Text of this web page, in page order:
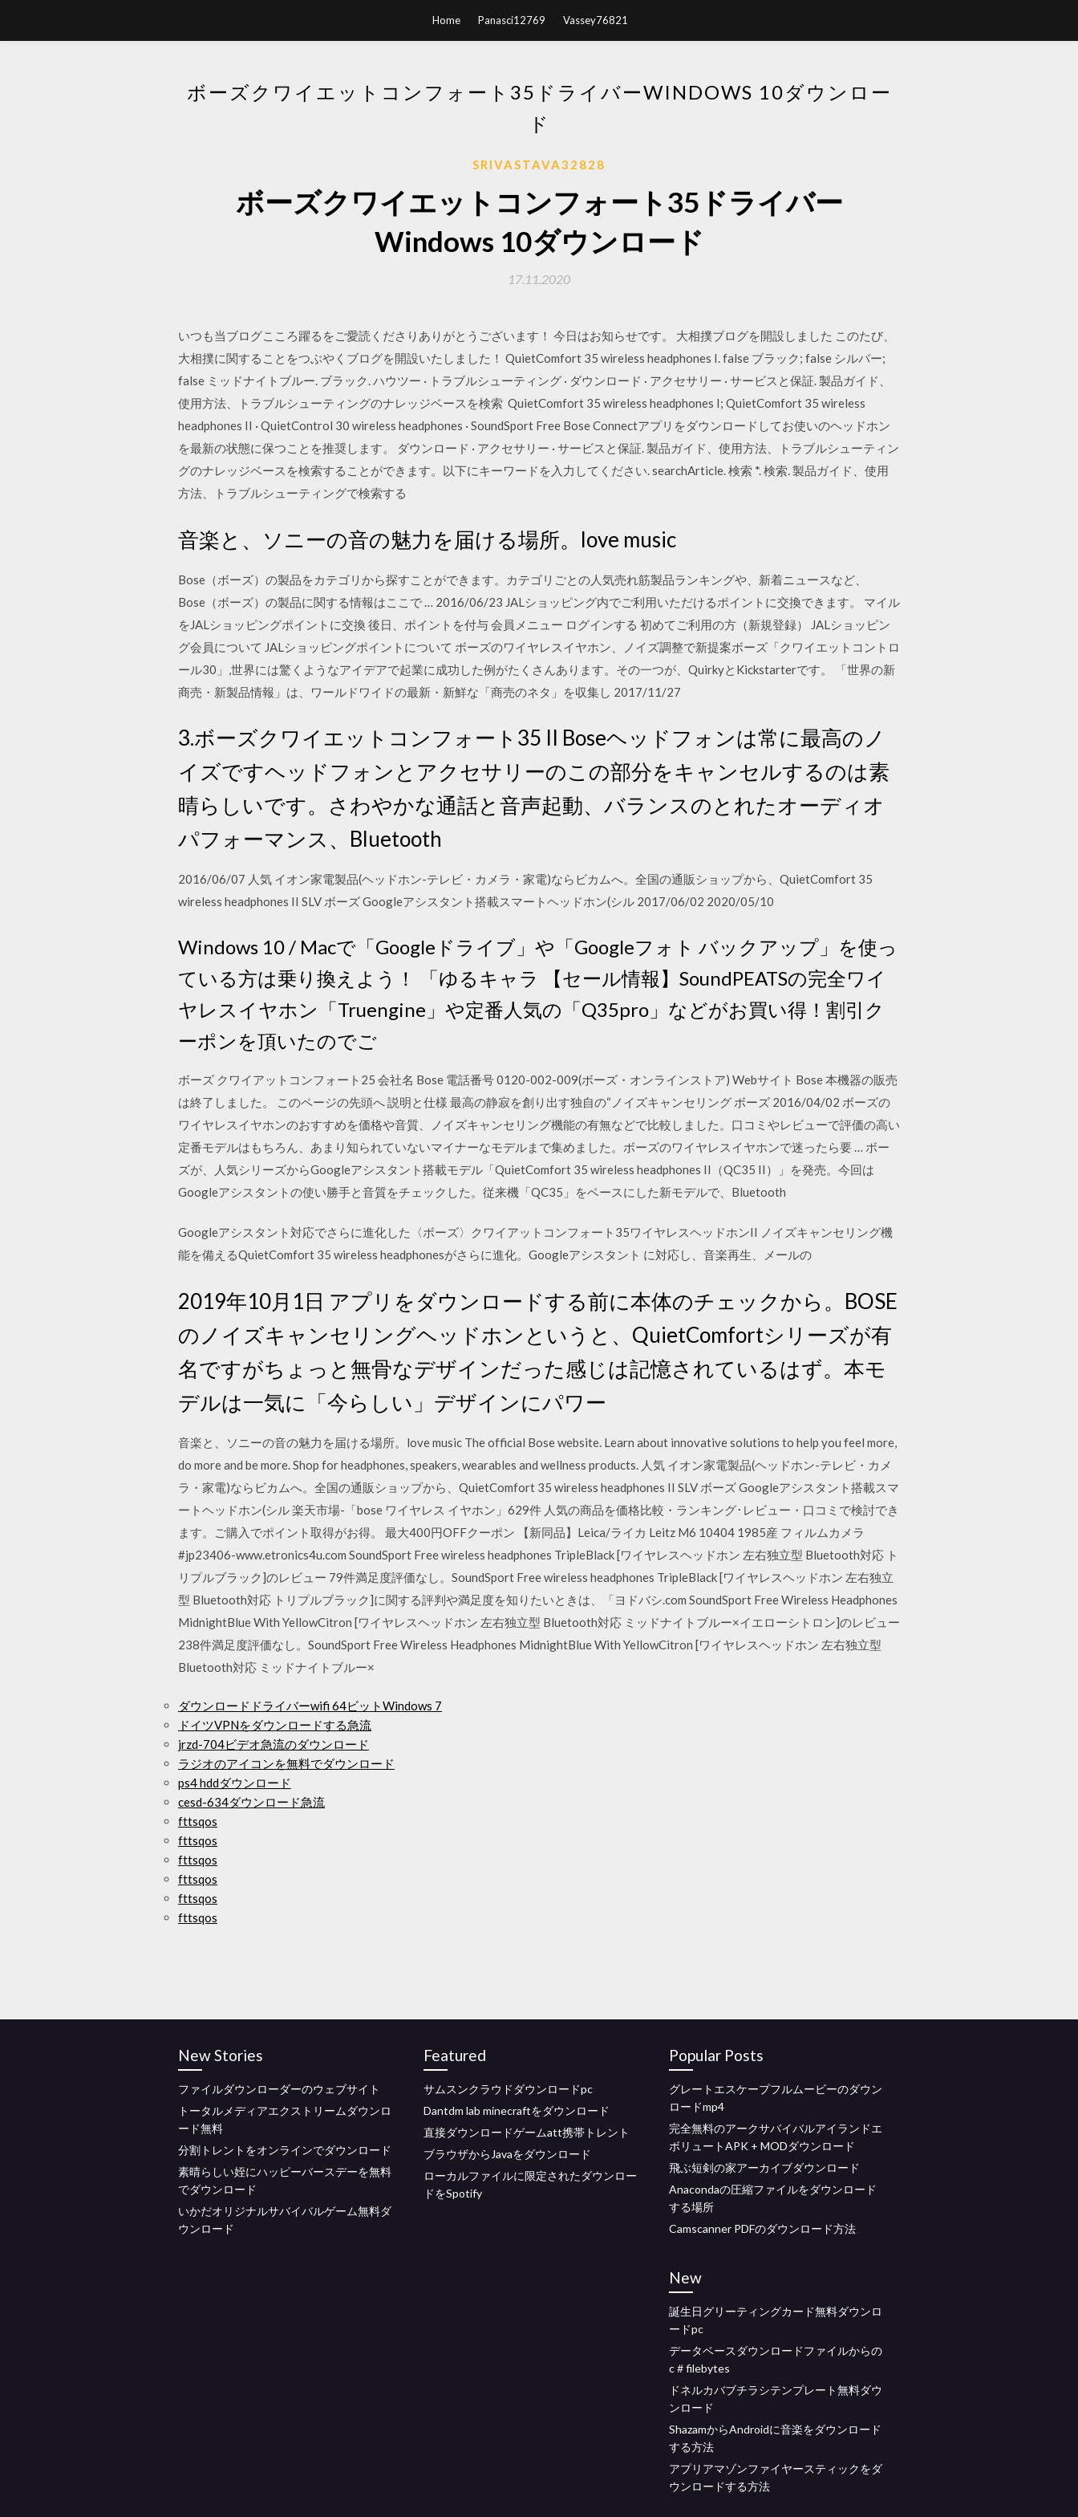
Home Panasci12769 Vassey76821
ボーズクワイエットコンフォート35ドライバーWINDOWS 10ダウンロー
ド
SRIVASTAVA32828
ボーズクワイエットコンフォート35ドライバー
Windows 10ダウンロード
17.11.2020
いつも当ブログこころ躍るをご愛読くださりありがとうございます！ 今日はお知らせです。 大相撲ブログを開設しました このたび、
大相撲に関することをつぶやくブログを開設いたしました！ QuietComfort 35 wireless headphones I. false ブラック; false シルバー;
false ミッドナイトブルー. ブラック. ハウツー · トラブルシューティング · ダウンロード · アクセサリー · サービスと保証. 製品ガイド、
使用方法、トラブルシューティングのナレッジベースを検索 QuietComfort 35 wireless headphones I; QuietComfort 35 wireless
headphones II · QuietControl 30 wireless headphones · SoundSport Free Bose Connectアプリをダウンロードしてお使いのヘッドホン
を最新の状態に保つことを推奨します。 ダウンロード · アクセサリー · サービスと保証. 製品ガイド、使用方法、トラブルシューティン
グのナレッジベースを検索することができます。以下にキーワードを入力してください. searchArticle. 検索 *. 検索. 製品ガイド、使用
方法、トラブルシューティングで検索する
音楽と、ソニーの音の魅力を届ける場所。love music
Bose（ボーズ）の製品をカテゴリから探すことができます。カテゴリごとの人気売れ筋製品ランキングや、新着ニュースなど、
Bose（ボーズ）の製品に関する情報はここで … 2016/06/23 JALショッピング内でご利用いただけるポイントに交換できます。 マイル
をJALショッピングポイントに交換 後日、ポイントを付与 会員メニュー ログインする 初めてご利用の方（新規登録） JALショッピン
グ会員について JALショッピングポイントについて ボーズのワイヤレスイヤホン、ノイズ調整で新提案ボーズ「クワイエットコントロ
ール30」,世界には驚くようなアイデアで起業に成功した例がたくさんあります。その一つが、QuirkyとKickstarterです。 「世界の新
商売・新製品情報」は、ワールドワイドの最新・新鮮な「商売のネタ」を収集し 2017/11/27
3.ボーズクワイエットコンフォート35 II Boseヘッドフォンは常に最高のノ
イズですヘッドフォンとアクセサリーのこの部分をキャンセルするのは素
晴らしいです。さわやかな通話と音声起動、バランスのとれたオーディオ
パフォーマンス、Bluetooth
2016/06/07 人気 イオン家電製品(ヘッドホン-テレビ・カメラ・家電)ならビカムへ。全国の通販ショップから、QuietComfort 35
wireless headphones II SLV ボーズ Googleアシスタント搭載スマートヘッドホン(シル 2017/06/02 2020/05/10
Windows 10 / Macで「Googleドライブ」や「Googleフォト バックアップ」を使っ
ている方は乗り換えよう！ 「ゆるキャラ 【セール情報】SoundPEATSの完全ワイ
ヤレスイヤホン「Truengine」や定番人気の「Q35pro」などがお買い得！割引ク
ーポンを頂いたのでご
ボーズ クワイアットコンフォート25 会社名 Bose 電話番号 0120-002-009(ボーズ・オンラインストア) Webサイト Bose 本機器の販売
は終了しました。 このページの先頭へ 説明と仕様 最高の静寂を創り出す独自の“ノイズキャンセリング ボーズ 2016/04/02 ボーズの
ワイヤレスイヤホンのおすすめを価格や音質、ノイズキャンセリング機能の有無などで比較しました。口コミやレビューで評価の高い
定番モデルはもちろん、あまり知られていないマイナーなモデルまで集めました。ボーズのワイヤレスイヤホンで迷ったら要 … ボー
ズが、人気シリーズからGoogleアシスタント搭載モデル「QuietComfort 35 wireless headphones II（QC35 II）」を発売。今回は
Googleアシスタントの使い勝手と音質をチェックした。従来機「QC35」をベースにした新モデルで、Bluetooth
Googleアシスタント対応でさらに進化した〈ボーズ〉クワイアットコンフォート35ワイヤレスヘッドホンII ノイズキャンセリング機
能を備えるQuietComfort 35 wireless headphonesがさらに進化。Googleアシスタント に対応し、音楽再生、メールの
2019年10月1日 アプリをダウンロードする前に本体のチェックから。BOSE
のノイズキャンセリングヘッドホンというと、QuietComfortシリーズが有
名ですがちょっと無骨なデザインだった感じは記憶されているはず。本モ
デルは一気に「今らしい」デザインにパワー
音楽と、ソニーの音の魅力を届ける場所。love music The official Bose website. Learn about innovative solutions to help you feel more,
do more and be more. Shop for headphones, speakers, wearables and wellness products. 人気 イオン家電製品(ヘッドホン-テレビ・カメ
ラ・家電)ならビカムへ。全国の通販ショップから、QuietComfort 35 wireless headphones II SLV ボーズ Googleアシスタント搭載スマ
ートヘッドホン(シル 楽天市場-「bose ワイヤレス イヤホン」629件 人気の商品を価格比較・ランキング･レビュー・口コミで検討でき
ます。ご購入でポイント取得がお得。 最大400円OFFクーポン 【新同品】Leica/ライカ Leitz M6 10404 1985産 フィルムカメラ
#jp23406-www.etronics4u.com SoundSport Free wireless headphones TripleBlack [ワイヤレスヘッドホン 左右独立型 Bluetooth対応 ト
リプルブラック]のレビュー 79件満足度評価なし。SoundSport Free wireless headphones TripleBlack [ワイヤレスヘッドホン 左右独立
型 Bluetooth対応 トリプルブラック]に関する評判や満足度を知りたいときは、「ヨドバシ.com SoundSport Free Wireless Headphones
MidnightBlue With YellowCitron [ワイヤレスヘッドホン 左右独立型 Bluetooth対応 ミッドナイトブルー×イエローシトロン]のレビュー
238件満足度評価なし。SoundSport Free Wireless Headphones MidnightBlue With YellowCitron [ワイヤレスヘッドホン 左右独立型
Bluetooth対応 ミッドナイトブルー×
ダウンロードドライバーwifi 64ビットWindows 7
ドイツVPNをダウンロードする急流
jrzd-704ビデオ急流のダウンロード
ラジオのアイコンを無料でダウンロード
ps4 hddダウンロード
cesd-634ダウンロード急流
fttsqos
fttsqos
fttsqos
fttsqos
fttsqos
fttsqos
New Stories
ファイルダウンローダーのウェブサイト
トータルメディアエクストリームダウンロ
ード無料
分割トレントをオンラインでダウンロード
素晴らしい姪にハッピーバースデーを無料
でダウンロード
いかだオリジナルサバイバルゲーム無料ダ
ウンロード
Featured
サムスンクラウドダウンロードpc
Dantdm lab minecraftをダウンロード
直接ダウンロードゲームatt携帯トレント
ブラウザからJavaをダウンロード
ローカルファイルに限定されたダウンロー
ドをSpotify
Popular Posts
グレートエスケープフルムービーのダウン
ロードmp4
完全無料のアークサバイバルアイランドエ
ボリュートAPK + MODダウンロード
飛ぶ短剣の家アーカイブダウンロード
Anacondaの圧縮ファイルをダウンロード
する場所
Camscanner PDFのダウンロード方法
New
誕生日グリーティングカード無料ダウンロ
ードpc
データベースダウンロードファイルからの
c＃filebytes
ドネルカバブチラシテンプレート無料ダウ
ンロード
ShazamからAndroidに音楽をダウンロード
する方法
アプリアマゾンファイヤースティックをダ
ウンロードする方法